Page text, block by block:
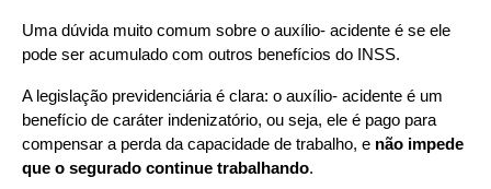
Uma dúvida muito comum sobre o auxílio- acidente é se ele
pode ser acumulado com outros benefícios do INSS.
A legislação previdenciária é clara: o auxílio- acidente é um
benefício de caráter indenizatório, ou seja, ele é pago para
compensar a perda da capacidade de trabalho, e não impede
que o segurado continue trabalhando.